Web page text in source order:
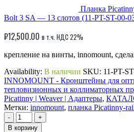
Планка
Bolt 3 SA — 13 слотов (11-PT-ST-00-
₽12,500.00 в т.ч. НДС 22%
крепление на винты, innomount,
Availability: В наличии SKU: 11-PT-
INNOMOUNT - Кронштейны для
тепловизионных и коллиматорных
Picatinny | Weaver | Адаптеры,
Метки: innomount, планка Picatinny-
-
+
В корзину